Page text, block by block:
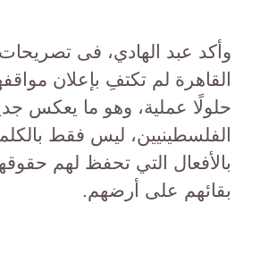
وأكد عبد الهادي، فى
القاهرة لم تكتفِ بإعلان
حلولًا عملية، وهو ما يعكس
الفلسطينيين، ليس فقط
بالأفعال التي تحفظ لهم
بقائهم على أرضهم.